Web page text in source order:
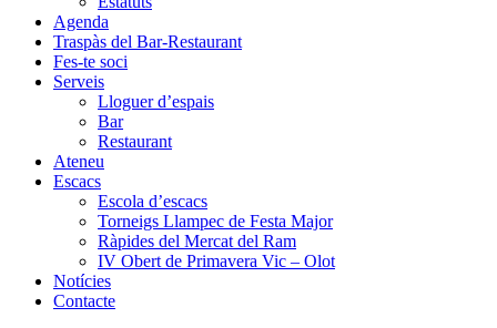
Agenda
Traspàs del Bar-Restaurant
Fes-te soci
Serveis
Lloguer d’espais
Bar
Restaurant
Ateneu
Escacs
Escola d’escacs
Torneigs Llampec de Festa Major
Ràpides del Mercat del Ram
IV Obert de Primavera Vic – Olot
Notícies
Contacte